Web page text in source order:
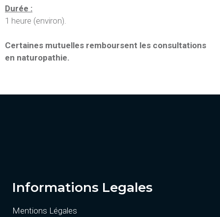
Durée :
1 heure (environ).
Certaines mutuelles remboursent les consultations
en naturopathie.
Informations Legales
Mentions Légales